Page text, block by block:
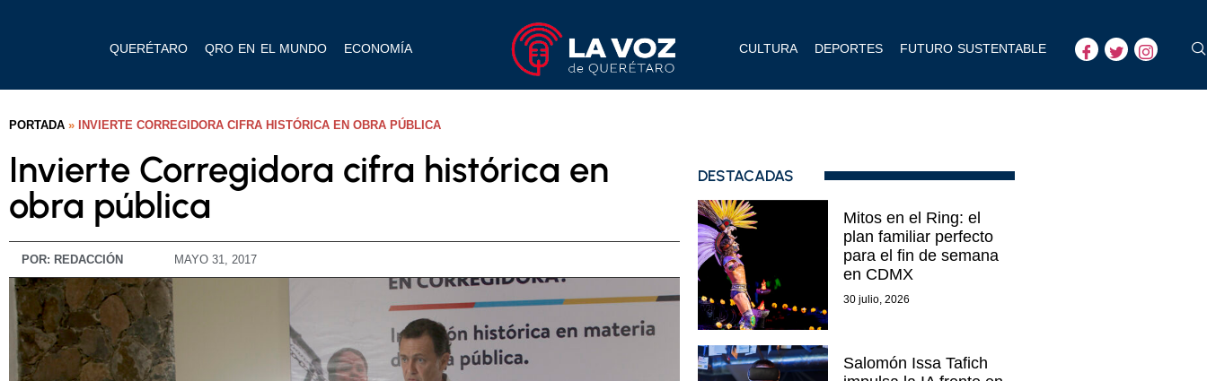
QUERÉTARO QRO EN EL MUNDO ECONOMÍA CULTURA DEPORTES FUTURO SUSTENTABLE
PORTADA » INVIERTE CORREGIDORA CIFRA HISTÓRICA EN OBRA PÚBLICA
Invierte Corregidora cifra histórica en
obra pública
POR: REDACCIÓN MAYO 31, 2017
DESTACADAS
Mitos en el Ring: el
plan familiar perfecto
para el fin de semana
en CDMX
30 julio, 2026
Salomón Issa Tafich